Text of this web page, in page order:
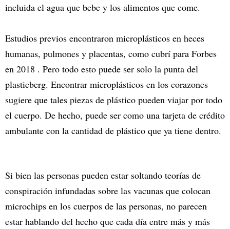
incluida el agua que bebe y los alimentos que come.
Estudios previos encontraron microplásticos en heces
humanas, pulmones y placentas, como cubrí para Forbes
en 2018 . Pero todo esto puede ser solo la punta del
plasticberg. Encontrar microplásticos en los corazones
sugiere que tales piezas de plástico pueden viajar por todo
el cuerpo. De hecho, puede ser como una tarjeta de crédito
ambulante con la cantidad de plástico que ya tiene dentro.
Si bien las personas pueden estar soltando teorías de
conspiración infundadas sobre las vacunas que colocan
microchips en los cuerpos de las personas, no parecen
estar hablando del hecho que cada día entre más y más